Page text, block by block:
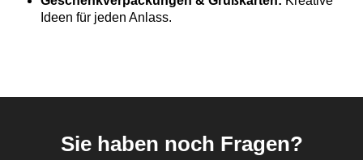
Ideen für jeden Anlass.
Sie haben noch Fragen?